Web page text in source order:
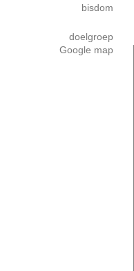
bisdom
doelgroep
Google map